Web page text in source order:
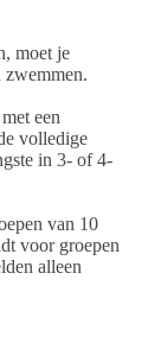
moet je
zwemmen.
een
volledige
in 3- of 4-
van 10
voor groepen
alleen